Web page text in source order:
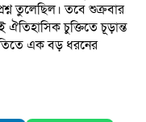
তুলেছিল। তবে শুক্রবার
ঐতিহাসিক চুক্তিতে চূড়ান্ত
এক বড় ধরনের